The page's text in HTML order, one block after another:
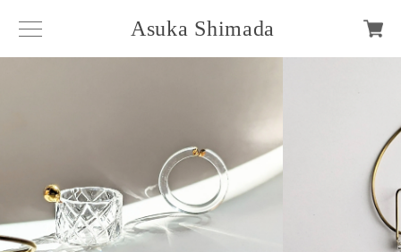
Asuka Shimada